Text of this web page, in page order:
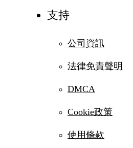
支持
公司資訊
法律免責聲明
DMCA
Cookie政策
使用條款